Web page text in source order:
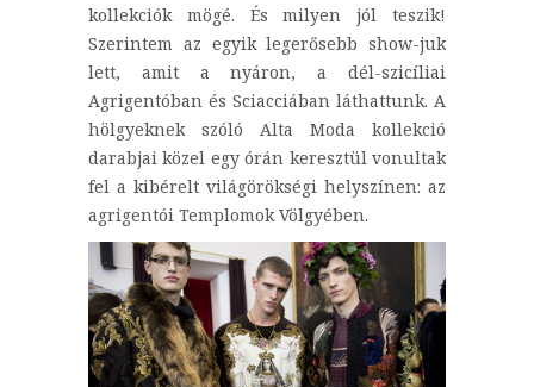
kollekciók mögé. És milyen jól teszik!
Szerintem az egyik legerősebb show-juk
lett, amit a nyáron, a dél-szicíliai
Agrigentóban és Sciacciában láthattunk. A
hölgyeknek szóló Alta Moda kollekció
darabjai közel egy órán keresztül vonultak
fel a kibérelt világörökségi helyszínen: az
agrigentói Templomok Völgyében.